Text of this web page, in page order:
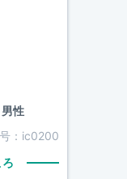
性
： ic0200